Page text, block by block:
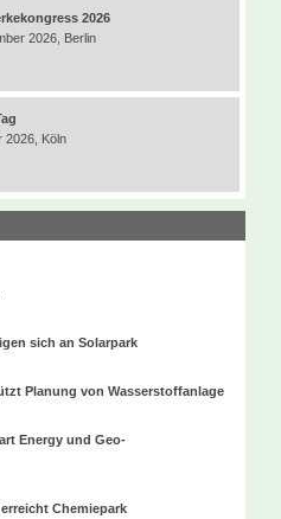
2026
2026, Berlin
2026, Köln
sich an Solarpark
Planung von Wasserstoffanlage
Energy und Geo-
Chemiepark